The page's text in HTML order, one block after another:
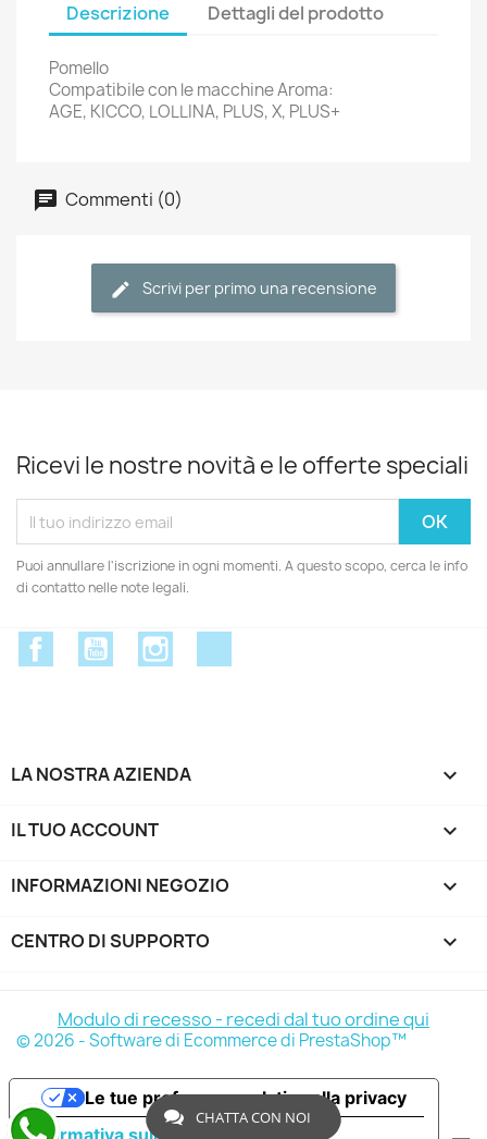
Descrizione Dettagli del prodotto
Pomello
Compatibile con le macchine Aroma:
AGE, KICCO, LOLLINA, PLUS, X, PLUS+
Commenti (0)
Scrivi per primo una recensione
Ricevi le nostre novità e le offerte speciali
Puoi annullare l'iscrizione in ogni momenti. A questo scopo, cerca le info
di contatto nelle note legali.
FacebookYouTube
LA NOSTRA AZIENDA 
IL TUO ACCOUNT 
INFORMAZIONI NEGOZIO keyboard_arrow_down
CENTRO DI SUPPORTO 
Modulo di recesso - recedi dal tuo ordine qui
© 2026 - Software di Ecommerce di PrestaShop™
Informativa sulla raccolta
Le tue preferenze relative alla privacy
CHATTA CON NOI